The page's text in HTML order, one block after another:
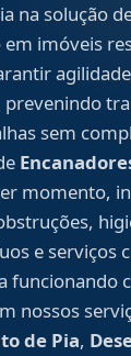
na solução
imóveis
prevenindo
sem
momento,
e serviços
funcionando
nossos
de Pia,